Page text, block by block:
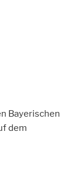
Bayerischen
dem